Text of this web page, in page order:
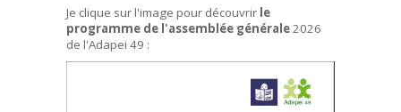
Je clique sur l'image pour découvrir le
programme de l'assemblée générale2026
de l'Adapei 49 :